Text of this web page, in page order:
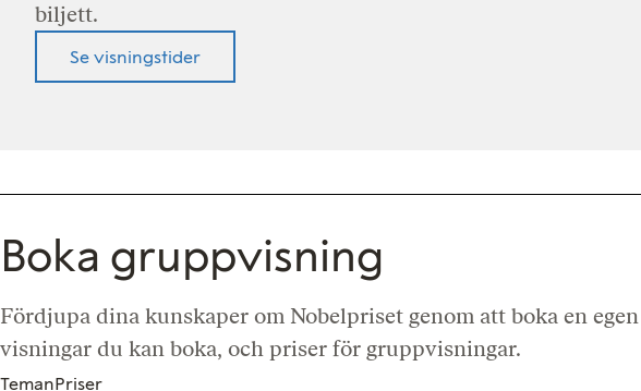
biljett.
Se visningstider
Boka gruppvisning
Fördjupa dina kunskaper om Nobelpriset genom att boka en
visningar du kan boka, och priser för gruppvisningar.
TemanPriser